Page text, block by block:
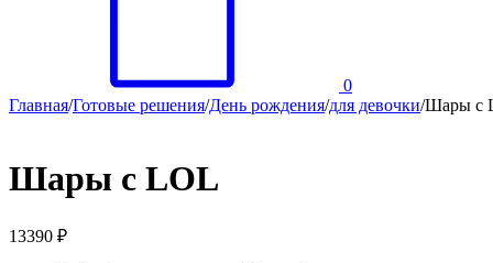
0
Главная/Готовые решения/День рождения/для девочки/Шары с
Шары с LOL
13390 ₽